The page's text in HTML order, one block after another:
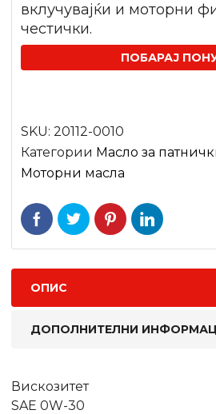
вклучувајќи и моторни
честички.
ПОБАРАЈ
SKU: 20112-0010
Категории Mасло за
Моторни масла
ОПИС
ДОПОЛНИТЕЛНИ
Вискозитет
SAE 0W-30